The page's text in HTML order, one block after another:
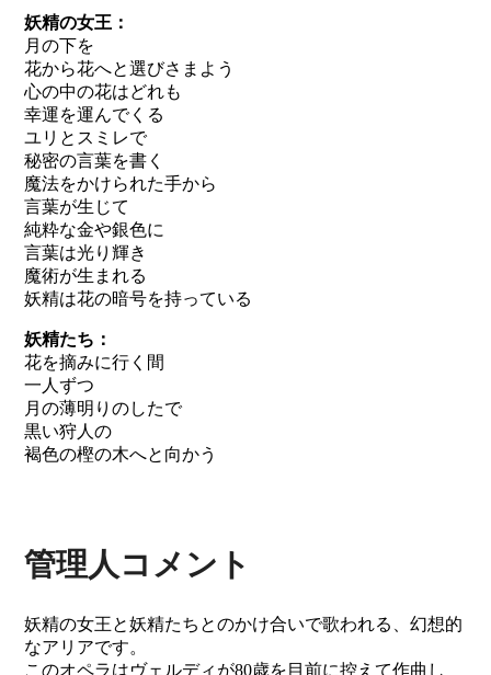
妖精の女王：
月の下を
花から花へと選びさまよう
心の中の花はどれも
幸運を運んでくる
ユリとスミレで
秘密の言葉を書く
魔法をかけられた手から
言葉が生じて
純粋な金や銀色に
言葉は光り輝き
魔術が生まれる
妖精は花の暗号を持っている
妖精たち：
花を摘みに行く間
一人ずつ
月の薄明りのしたで
黒い狩人の
褐色の樫の木へと向かう
管理人コメント
妖精の女王と妖精たちとのかけ合いで歌われる、幻想的
なアリアです。
このオペラはヴェルディが80歳を目前に控えて作曲し